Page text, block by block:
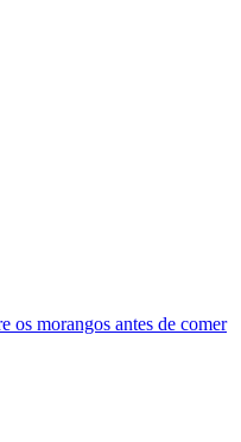
os morangos antes de comer